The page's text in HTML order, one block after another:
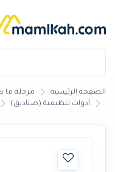
الصفحة الرئيسية مرحلة ما
أدوات تنظيمية (صناديق)